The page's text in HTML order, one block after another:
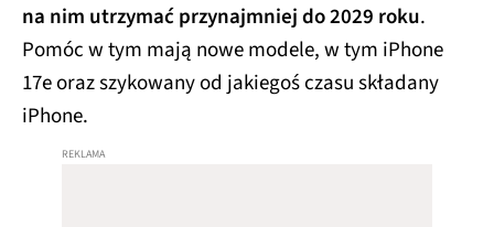
na nim utrzymać przynajmniej do 2029 roku.
Pomóc w tym mają nowe modele, w tym iPhone
17e oraz szykowany od jakiegoś czasu składany
iPhone.